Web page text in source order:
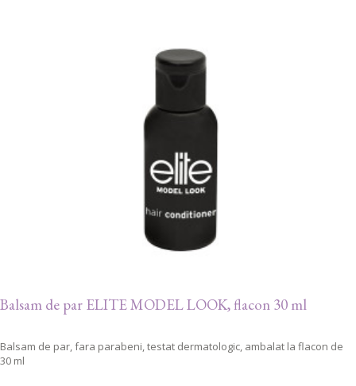
Balsam de par ELITE MODEL LOOK, flacon 30 ml
Balsam de par, fara parabeni, testat dermatologic, ambalat la flacon de
30 ml